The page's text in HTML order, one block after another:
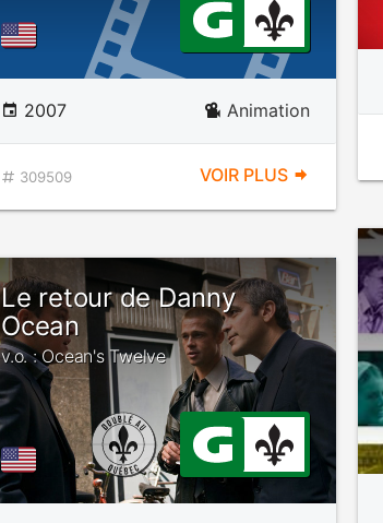
2007 Animation
309509 VOIR PLUS
Le retour de Danny
Ocean
v.o. : Ocean's Twelve